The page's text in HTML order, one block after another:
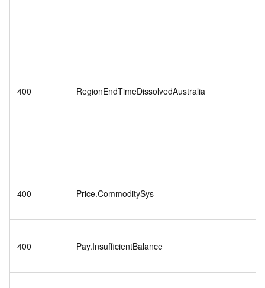
400 RegionEndTimeDissolvedAustralia
400 Price.CommoditySys
400 Pay.InsufficientBalance